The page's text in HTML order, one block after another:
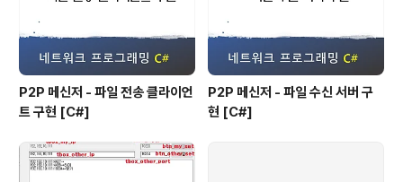
P2P 메신저 - 파일 전송 클라이언
트 구현 [C#]
P2P 메신저 - 파일 수신 서버 구
현 [C#]